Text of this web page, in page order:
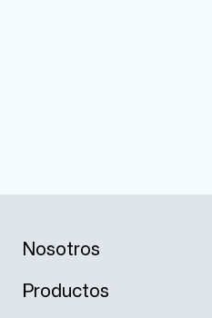
Nosotros
Productos